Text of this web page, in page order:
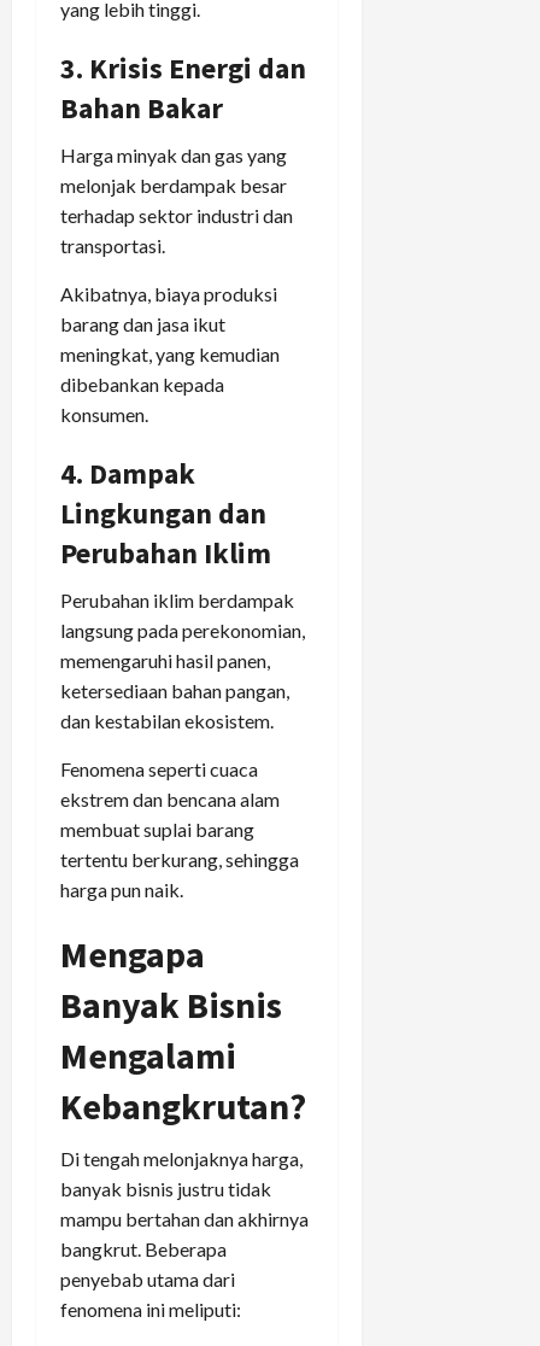
yang lebih tinggi.
3. Krisis Energi dan
Bahan Bakar
Harga minyak dan gas yang
melonjak berdampak besar
terhadap sektor industri dan
transportasi.
Akibatnya, biaya produksi
barang dan jasa ikut
meningkat, yang kemudian
dibebankan kepada
konsumen.
4. Dampak
Lingkungan dan
Perubahan Iklim
Perubahan iklim berdampak
langsung pada perekonomian,
memengaruhi hasil panen,
ketersediaan bahan pangan,
dan kestabilan ekosistem.
Fenomena seperti cuaca
ekstrem dan bencana alam
membuat suplai barang
tertentu berkurang, sehingga
harga pun naik.
Mengapa
Banyak Bisnis
Mengalami
Kebangkrutan?
Di tengah melonjaknya harga,
banyak bisnis justru tidak
mampu bertahan dan akhirnya
bangkrut. Beberapa
penyebab utama dari
fenomena ini meliputi: